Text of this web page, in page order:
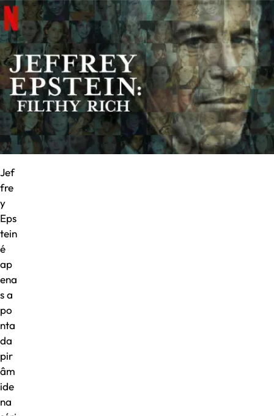
Jef
fre
y
Eps
tein
é
ap
ena
s a
po
nta
da
pir
âm
ide
na